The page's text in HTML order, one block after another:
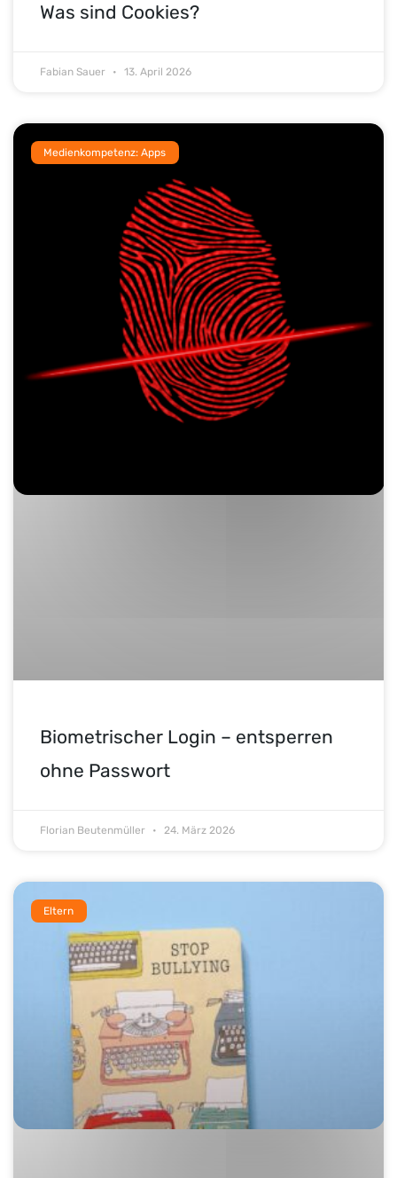
Was sind Cookies?
Fabian Sauer 13. April 2026
Medienkompetenz: Apps
Biometrischer Login – entsperren
ohne Passwort
Florian Beutenmüller 24. März 2026
Eltern